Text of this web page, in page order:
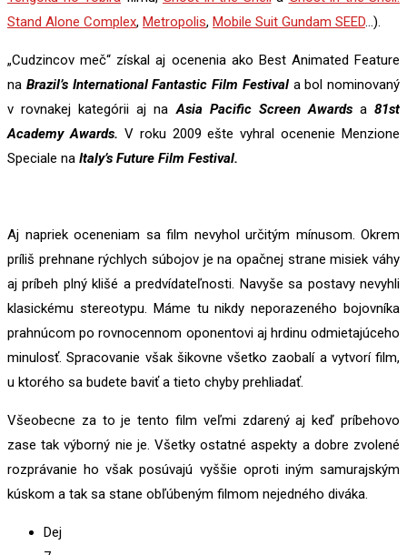
Stand Alone Complex, Metropolis, Mobile Suit Gundam SEED…).
„Cudzincov meč“ získal aj ocenenia ako Best Animated Feature
na Brazil’s International Fantastic Film Festivala bol nominovaný
v rovnakej kategórii aj naAsia Pacific Screen Awardsa81st
Academy Awards. V roku 2009 ešte vyhral ocenenie Menzione
Speciale na Italy’s Future Film Festival.
Aj napriek oceneniam sa film nevyhol určitým mínusom. Okrem
príliš prehnane rýchlych súbojov je na opačnej strane misiek váhy
aj príbeh plný klišé a predvídateľnosti. Navyše sa postavy nevyhli
klasickému stereotypu. Máme tu nikdy neporazeného bojovníka
prahnúcom po rovnocennom oponentovi aj hrdinu odmietajúceho
minulosť. Spracovanie však šikovne všetko zaobalí a vytvorí film,
u ktorého sa budete baviť a tieto chyby prehliadať.
Všeobecne za to je tento film veľmi zdarený aj keď príbehovo
zase tak výborný nie je. Všetky ostatné aspekty a dobre zvolené
rozprávanie ho však posúvajú vyššie oproti iným samurajským
kúskom a tak sa stane obľúbeným filmom nejedného diváka.
Dej